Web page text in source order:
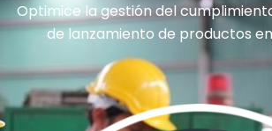
Optimice la gestión del
de lanzamiento de productos